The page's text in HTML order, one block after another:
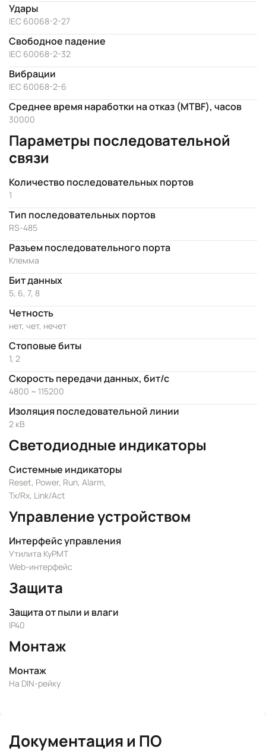
Удары
IEC 60068-2-27
Свободное падение
IEC 60068-2-32
Вибрации
IEC 60068-2-6
Среднее время наработки на отказ (MTBF), часов
30000
Параметры последовательной
связи
Количество последовательных портов
1
Тип последовательных портов
RS-485
Разъем последовательного порта
Клемма
Бит данных
5, 6, 7, 8
Четность
нет, чет, нечет
Стоповые биты
1, 2
Скорость передачи данных, бит/с
4800 ~ 115200
Изоляция последовательной линии
2 кВ
Светодиодные индикаторы
Системные индикаторы
Reset, Power, Run, Alarm,
Tx/Rx, Link/Act
Управление устройством
Интерфейс управления
Утилита KyPMT
Web-интерфейс
Защита
Защита от пыли и влаги
IP40
Монтаж
Монтаж
На DIN-рейку
Документация и ПО